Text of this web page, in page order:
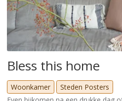
Bless this home
Woonkamer
Steden Posters